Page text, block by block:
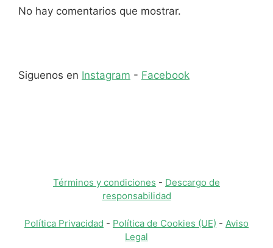
No hay comentarios que mostrar.
Siguenos en Instagram - Facebook
Términos y condiciones - Descargo de
responsabilidad
Política Privacidad - Política de Cookies (UE) - Aviso
Legal